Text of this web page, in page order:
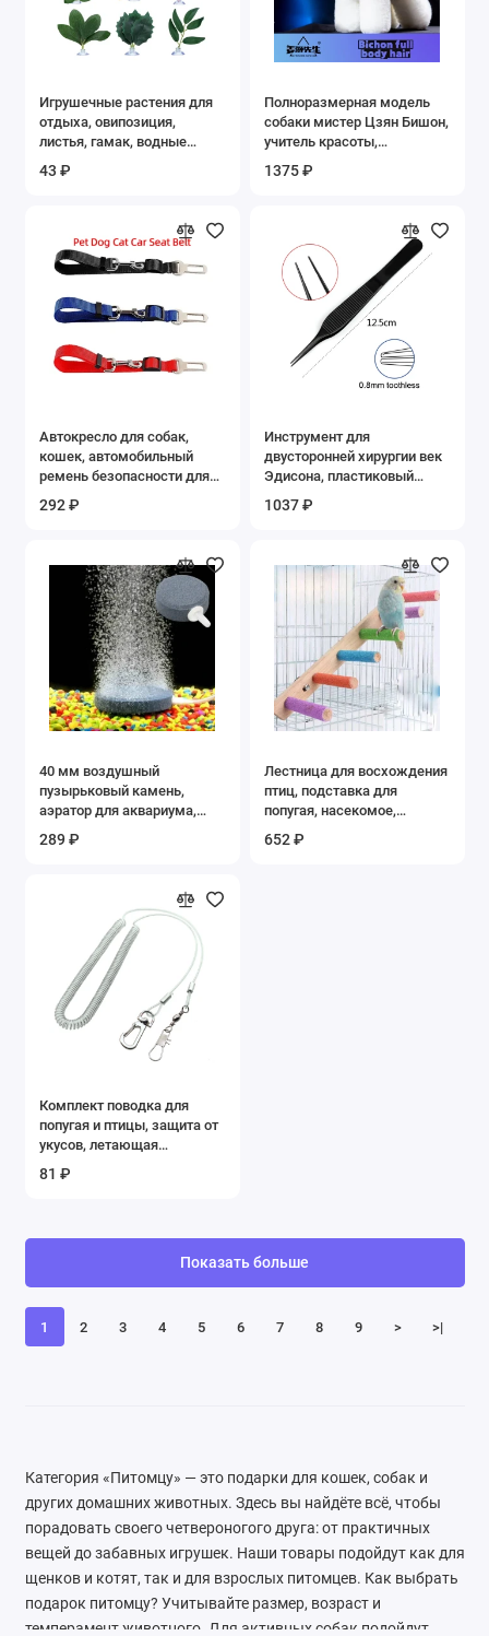
Игрушечные растения для
отдыха, овипозиция,
листья, гамак, водные
растения, имитация
43 ₽
Полноразмерная модель
собаки мистер Цзян Бишон,
учитель красоты,
собаки, стандартная
1375 ₽
Автокресло для собак,
кошек, автомобильный
ремень безопасности для
путешествий, аксессуары
ошейник, отрывной
твердый автомобильный
ремень безопасности
292 ₽
Инструмент для
двусторонней хирургии век
Эдисона, пластиковый
нержавеющей стали,
1037 ₽
40 мм воздушный
пузырьковый камень,
аэратор для аквариума,
воздушный камень,
аквариумный воздушный
насос, гидропонная
кислородная пластина
289 ₽
Лестница для восхождения
птиц, подставка для
попугая, насекомое,
деревянная стойка для
652 ₽
Комплект поводка для
попугая и птицы, защита от
укусов, летающая
кореллы, растягивающаяся
81 ₽
1 2 3 4 5 6 7 8 9 > >|
Показать больше
Категория «Питомцу» — это подарки для кошек, собак и
других домашних животных. Здесь вы найдёте всё, чтобы
порадовать своего четвероногого друга: от практичных
вещей до забавных игрушек. Наши товары подойдут как для
щенков и котят, так и для взрослых питомцев. Как выбрать
подарок питомцу? Учитывайте размер, возраст и
темперамент животного. Для активных собак подойдут